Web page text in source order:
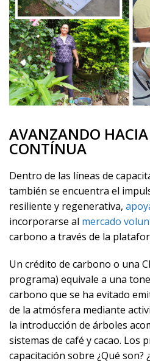
AVANZANDO HACIA
CONTÍNUA
Dentro de las líneas de
también se encuentra el
resiliente y regenerativa,
incorporarse al mercado
carbono a través de la
Un crédito de carbono o una
programa) equivale a una
carbono que se ha evitado
de la atmósfera mediante
la introducción de árboles
sistemas de café y cacao. Los
capacitación sobre ¿Qué son?